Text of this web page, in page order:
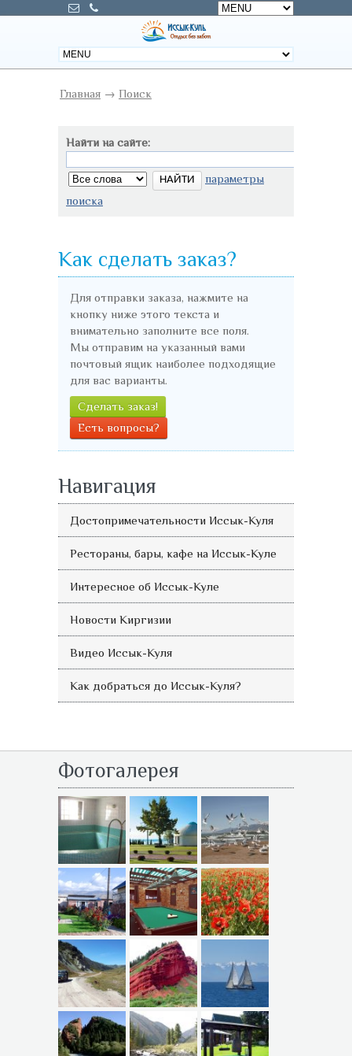
Главная → Поиск
Найти на сайте:
параметры
поиска
Как сделать заказ?
Для отправки заказа, нажмите на
кнопку ниже этого текста и
внимательно заполните все поля.
Мы отправим на указанный вами
почтовый ящик наиболее подходящие
для вас варианты.
Сделать заказ!
Есть вопросы?
Навигация
Достопримечательности Иссык-Куля
Рестораны, бары, кафе на Иссык-Куле
Интересное об Иссык-Куле
Новости Киргизии
Видео Иссык-Куля
Как добраться до Иссык-Куля?
Фотогалерея